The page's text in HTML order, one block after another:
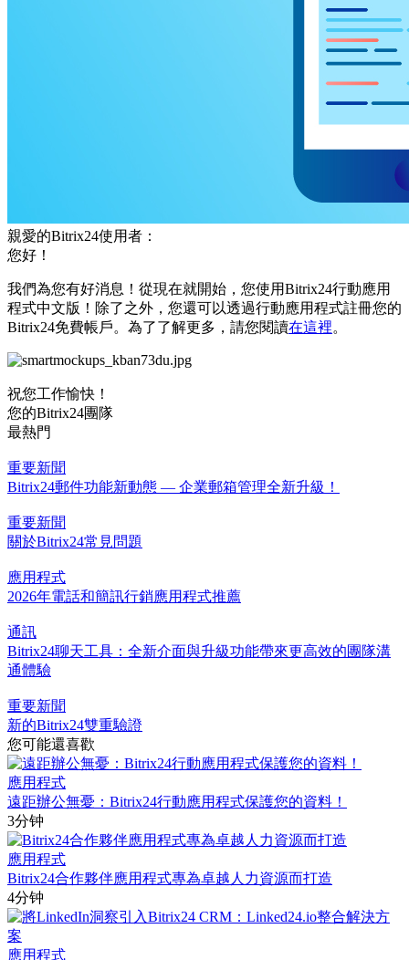
親愛的Bitrix24使用者：
您好！
我們為您有好消息！從現在就開始，您使用Bitrix24行動應用
程式中文版！除了之外，您還可以透過行動應用程式註冊您的
Bitrix24免費帳戶。為了了解更多，請您閱讀在這裡。
祝您工作愉快！
您的Bitrix24團隊
最熱門
重要新聞
Bitrix24郵件功能新動態 — 企業郵箱管理全新升級！
重要新聞
關於Bitrix24常見問題
應用程式
2026年電話和簡訊行銷應用程式推薦
通訊
Bitrix24聊天工具：全新介面與升級功能帶來更高效的團隊溝
通體驗
重要新聞
新的Bitrix24雙重驗證
您可能還喜歡
應用程式
遠距辦公無憂：Bitrix24行動應用程式保護您的資料！
3分钟
應用程式
Bitrix24合作夥伴應用程式專為卓越人力資源而打造
4分钟
應用程式